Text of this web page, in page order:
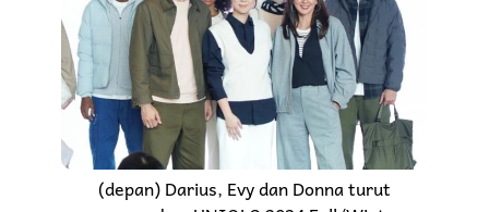
(depan) Darius, Evy dan Donna turut